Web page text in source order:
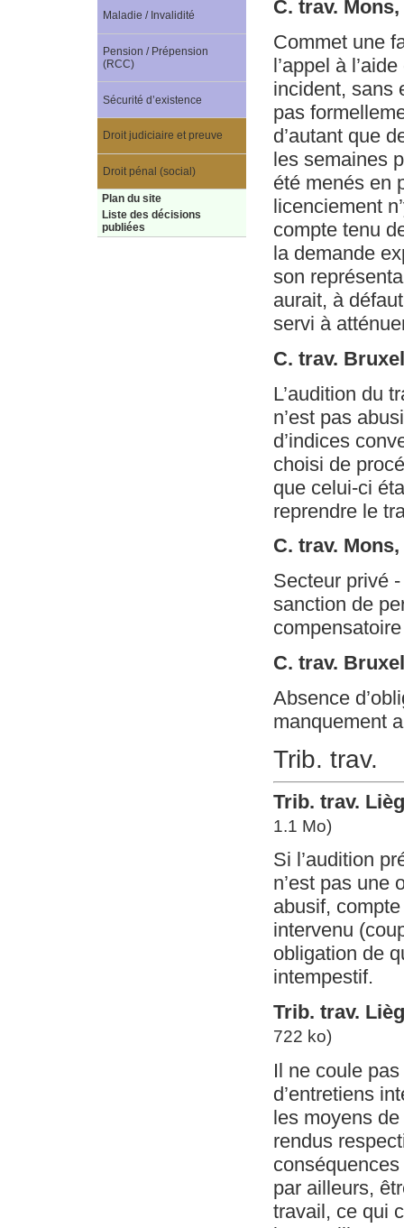
C. trav.
Commet une
l’appel à
incident, sans
pas
d’autant que
les semaines
été menés en
licenciement
compte tenu
la demande
son
aurait, à
servi à
C. trav.
L’audition du
n’est pas
d’indices
choisi de
que celui-ci
reprendre le
C. trav.
Secteur privé
sanction de
C. trav.
Absence
manquement
Trib. trav.
Trib. trav.
1.1 Mo)
Si l’audition
n’est pas une
abusif,
intervenu
obligation de
intempestif.
Trib. trav.
722 ko)
Il ne coule
d’entretiens
les moyens
rendus
par ailleurs,
travail, ce qui
Maladie / Invalidité
Pension / Prépension
(RCC)
Sécurité d’existence
Droit judiciaire et preuve
Droit pénal (social)
Plan du site
Liste des décisions
publiées